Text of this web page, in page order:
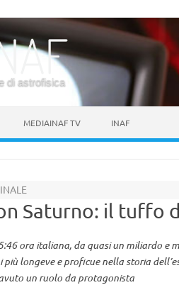
di astrofisica
MEDIAINAF TV INAF
Saturno: il tuffo
ora italiana, da quasi un miliardo e
longeve e proficue nella storia
un ruolo da protagonista